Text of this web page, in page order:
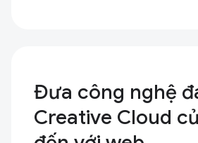
Đưa công nghệ
Creative Cloud